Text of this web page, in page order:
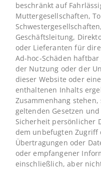
beschränkt auf
Muttergesellschaften,
Geschäftsleitung,
oder Lieferanten für
Ad-hoc-Schäden
der Nutzung oder der
dieser Website oder
enthaltenen Inhalts
Zusammenhang
geltenden Gesetzen
Sicherheit persönlicher
dem unbefugten
Übertragungen oder
oder empfangener
einschließlich, aber